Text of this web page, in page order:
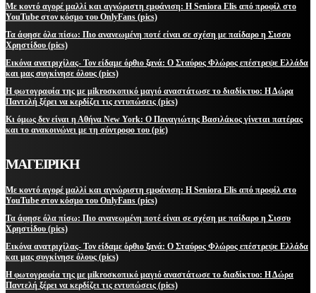
Με κοντό αγορέ μαλλί και αγνώριστη εμφάνιση: Η Seniora Elis από προφίλ στο
YouTube στον κόσμο του OnlyFans (pics)
Τα άφησε όλα πίσω: Πιο ανανεωμένη ποτέ είναι σε σχέση με παίδαρο η Σισσυ
Χρηστίδου (pics)
Εικόνα ανατριχίλας- Τον είδαμε όρθιο ξανά: Ο Σταύρος Φλώρος επέστρεψε Ελλάδα
και μας συγκίνησε όλους (pics)
Η φωτογραφία της με μikroσκοπικό μαγιό αναστάτωσε το διαδίκτυο: Η Δώρα
Παντελή ξέρει να κερδίζει τις εντυπώσεις (pics)
Κι όμως δεν είναι η Αθήνα New York: Ο Παναγιώτης Βασιλάκος γίνεται πατέρας
και το ανακοινώνει με τη σύντροφο του (pic)
ΜΑΓΕΙΡΙΚΗ
Με κοντό αγορέ μαλλί και αγνώριστη εμφάνιση: Η Seniora Elis από προφίλ στο
YouTube στον κόσμο του OnlyFans (pics)
Τα άφησε όλα πίσω: Πιο ανανεωμένη ποτέ είναι σε σχέση με παίδαρο η Σισσυ
Χρηστίδου (pics)
Εικόνα ανατριχίλας- Τον είδαμε όρθιο ξανά: Ο Σταύρος Φλώρος επέστρεψε Ελλάδα
και μας συγκίνησε όλους (pics)
Η φωτογραφία της με μikroσκοπικό μαγιό αναστάτωσε το διαδίκτυο: Η Δώρα
Παντελή ξέρει να κερδίζει τις εντυπώσεις (pics)